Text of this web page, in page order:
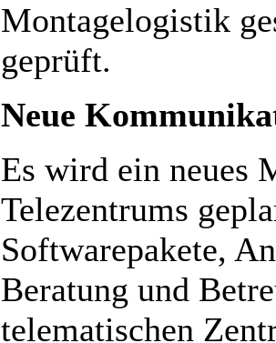
Montagelogistik
geprüft.
Neue
Es wird ein neues
Telezentrums
Softwarepakete,
Beratung und
telematischen